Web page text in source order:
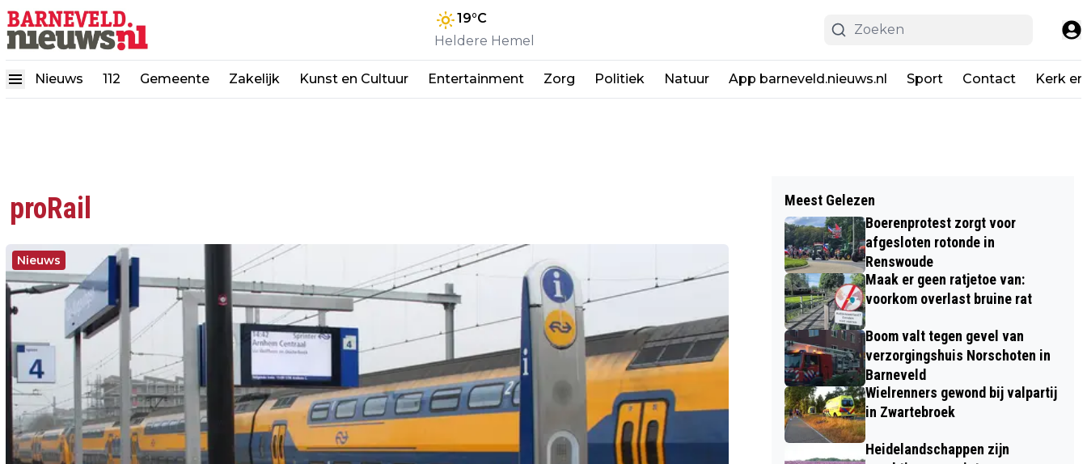
19°C
Heldere Hemel
Nieuws 112 Gemeente Zakelijk Kunst en Cultuur Entertainment Zorg Politiek Natuur App barneveld.nieuws.nl Sport Contact Kerk
proRail
Nieuws
Meest Gelezen
Boerenprotest zorgt voor
afgesloten rotonde in
Renswoude
Maak er geen ratjetoe van:
voorkom overlast bruine rat
Boom valt tegen gevel van
verzorgingshuis Norschoten in
Barneveld
Wielrenners gewond bij valpartij
in Zwartebroek
Heidelandschappen zijn